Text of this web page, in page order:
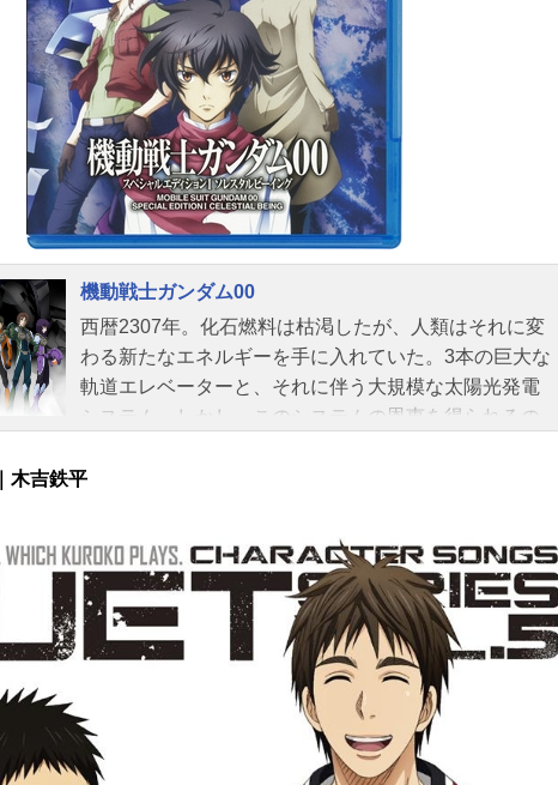
機動戦士ガンダム00
西暦2307年。化石燃料は枯渇したが、人類はそれに変
わる新たなエネルギーを手に入れていた。3本の巨大な
軌道エレベーターと、それに伴う大規模な太陽光発電
システム。しかし、このシステムの恩恵を得られるの
レベーターを所有する3つの超大国群。アメリカ合衆国
中心とした「人類革新連盟」。ヨーロッパを中心とし
た「AEU」。各超大国家群は己の威信と繁栄のため、
大いなるゼロサム・ゲームを続ける。そう、24世紀に
なっても、人類は未だ1つになりきれずにいたのだ…。
そんな終わりのない戦いの世界で、「武力による戦争
の根絶」を掲げる私設武装組織が現れる。モビルスー
ツ「ガンダム」を所有する彼らの名は、「ソレスタル
ビーイング」。彼らはガンダムをもって、「武力によ
る戦争の根絶」を目指す！作品名機動戦士ガンダム00
｜木吉鉄平